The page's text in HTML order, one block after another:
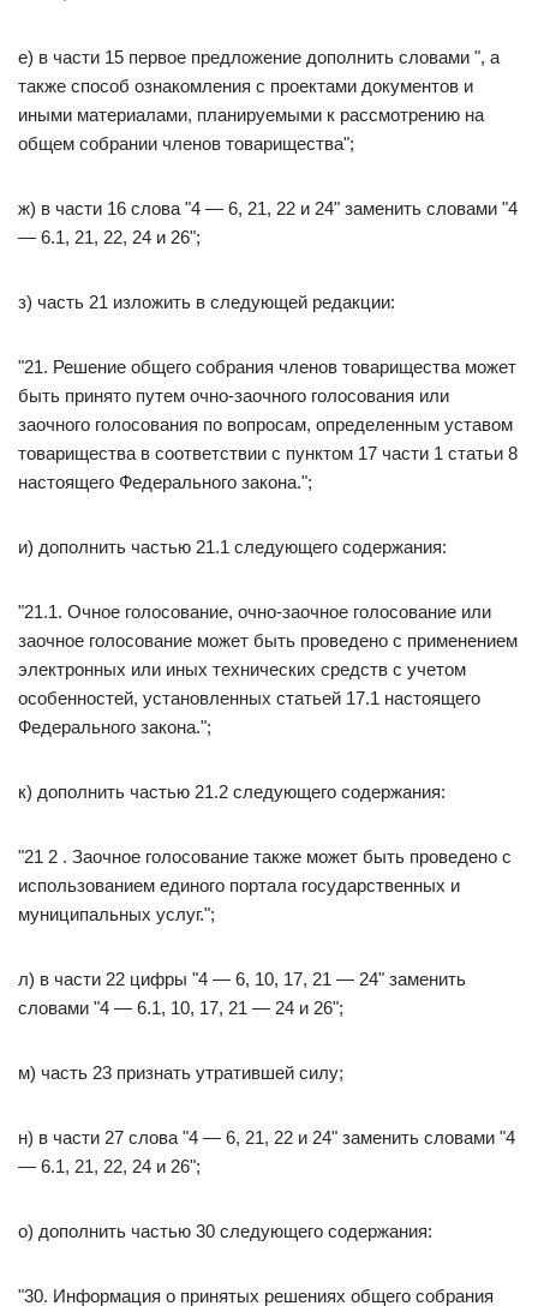
е) в части 15 первое предложение дополнить словами ", а
также способ ознакомления с проектами документов и
иными материалами, планируемыми к рассмотрению на
общем собрании членов товарищества";
ж) в части 16 слова "4 — 6, 21, 22 и 24" заменить словами "4
— 6.1, 21, 22, 24 и 26";
з) часть 21 изложить в следующей редакции:
"21. Решение общего собрания членов товарищества может
быть принято путем очно-заочного голосования или
заочного голосования по вопросам, определенным уставом
товарищества в соответствии с пунктом 17 части 1 статьи 8
настоящего Федерального закона.";
и) дополнить частью 21.1 следующего содержания:
"21.1. Очное голосование, очно-заочное голосование или
заочное голосование может быть проведено с применением
электронных или иных технических средств с учетом
особенностей, установленных статьей 17.1 настоящего
Федерального закона.";
к) дополнить частью 21.2 следующего содержания:
"21 2 . Заочное голосование также может быть проведено с
использованием единого портала государственных и
муниципальных услуг.";
л) в части 22 цифры "4 — 6, 10, 17, 21 — 24" заменить
словами "4 — 6.1, 10, 17, 21 — 24 и 26";
м) часть 23 признать утратившей силу;
н) в части 27 слова "4 — 6, 21, 22 и 24" заменить словами "4
— 6.1, 21, 22, 24 и 26";
о) дополнить частью 30 следующего содержания:
"30. Информация о принятых решениях общего собрания